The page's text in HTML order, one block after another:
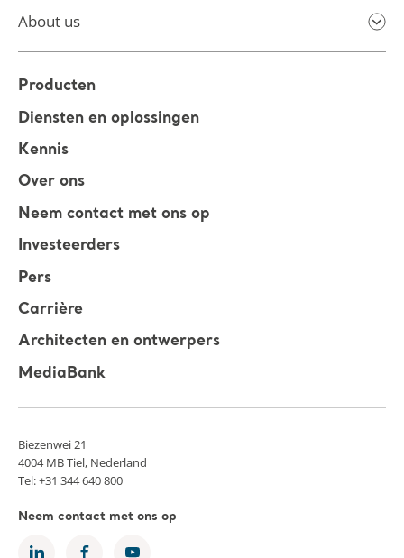
About us
Producten
Diensten en oplossingen
Kennis
Over ons
Neem contact met ons op
Investeerders
Pers
Carrière
Architecten en ontwerpers
MediaBank
Biezenwei 21
4004 MB Tiel, Nederland
Tel: +31 344 640 800
Neem contact met ons op